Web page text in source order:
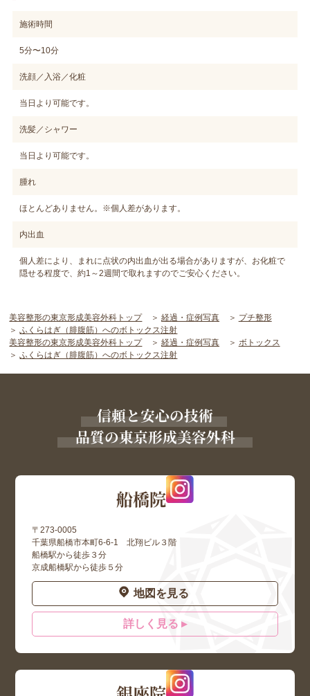
施術時間
5分〜10分
洗顔／入浴／化粧
当日より可能です。
洗髪／シャワー
当日より可能です。
腫れ
ほとんどありません。※個人差があります。
内出血
個人差により、まれに点状の内出血が出る場合がありますが、お化粧で
隠せる程度で、約1～2週間で取れますのでご安心ください。
美容整形の東京形成美容外科トップ 経過・症例写真
プチ整形
ふくらはぎ（腓腹筋）へのボトックス注射
美容整形の東京形成美容外科トップ
経過・症例写真
ボトックス
ふくらはぎ（腓腹筋）へのボトックス注射
信頼と安心の技術
品質の東京形成美容外科
船橋院
〒273-0005
千葉県船橋市本町6-6-1 北翔ビル３階
船橋駅から徒歩３分
京成船橋駅から徒歩５分
地図を見る
詳しく見る ▸